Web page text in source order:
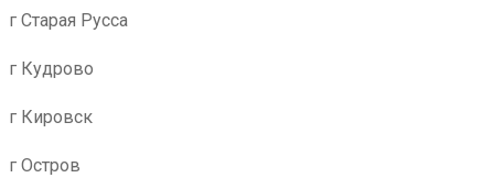
г Старая Русса
г Кудрово
г Кировск
г Остров